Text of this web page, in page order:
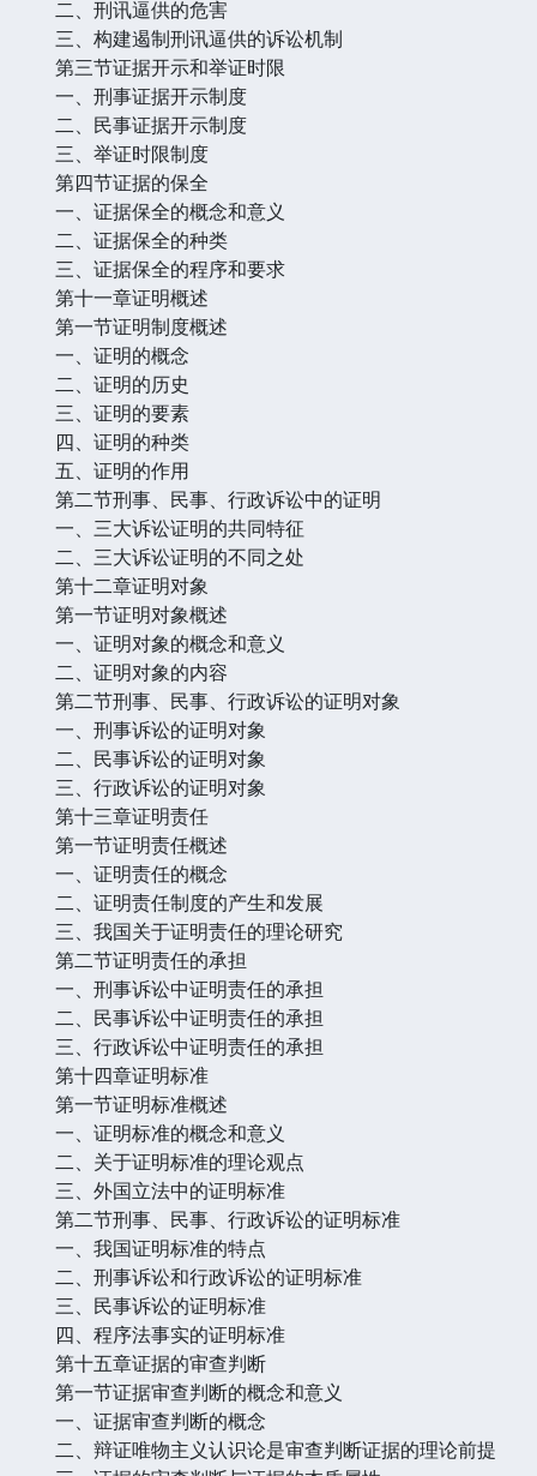
二、刑讯逼供的危害
三、构建遏制刑讯逼供的诉讼机制
第三节证据开示和举证时限
一、刑事证据开示制度
二、民事证据开示制度
三、举证时限制度
第四节证据的保全
一、证据保全的概念和意义
二、证据保全的种类
三、证据保全的程序和要求
第十一章证明概述
第一节证明制度概述
一、证明的概念
二、证明的历史
三、证明的要素
四、证明的种类
五、证明的作用
第二节刑事、民事、行政诉讼中的证明
一、三大诉讼证明的共同特征
二、三大诉讼证明的不同之处
第十二章证明对象
第一节证明对象概述
一、证明对象的概念和意义
二、证明对象的内容
第二节刑事、民事、行政诉讼的证明对象
一、刑事诉讼的证明对象
二、民事诉讼的证明对象
三、行政诉讼的证明对象
第十三章证明责任
第一节证明责任概述
一、证明责任的概念
二、证明责任制度的产生和发展
三、我国关于证明责任的理论研究
第二节证明责任的承担
一、刑事诉讼中证明责任的承担
二、民事诉讼中证明责任的承担
三、行政诉讼中证明责任的承担
第十四章证明标准
第一节证明标准概述
一、证明标准的概念和意义
二、关于证明标准的理论观点
三、外国立法中的证明标准
第二节刑事、民事、行政诉讼的证明标准
一、我国证明标准的特点
二、刑事诉讼和行政诉讼的证明标准
三、民事诉讼的证明标准
四、程序法事实的证明标准
第十五章证据的审查判断
第一节证据审查判断的概念和意义
一、证据审查判断的概念
二、辩证唯物主义认识论是审查判断证据的理论前提